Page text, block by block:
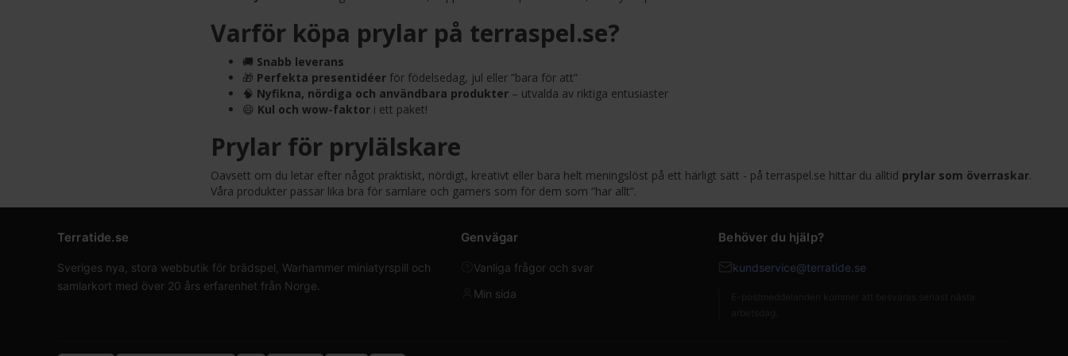
Varför köpa prylar på terraspel.se?
🚚 Snabb leverans
🎁 Perfekta presentidéer för födelsedag, jul eller ”bara för att”
🧠 Nyfikna, nördiga och användbara produkter – utvalda av riktiga entusiaster
😄 Kul och wow-faktor i ett paket!
Prylar för prylälskare
Oavsett om du letar efter något praktiskt, nördigt, kreativt eller bara helt meningslöst på ett härligt sätt - på terraspel.se hittar du alltid prylar som överraskar.
Våra produkter passar lika bra för samlare och gamers som för dem som ”har allt”.
Terratide.se
Sveriges nya, stora webbutik för brädspel, Warhammer miniatyrspill och
samlarkort med över 20 års erfarenhet från Norge.
Genvägar
Vanliga frågor och svar
Min sida
Behöver du hjälp?
kundservice@terratide.se